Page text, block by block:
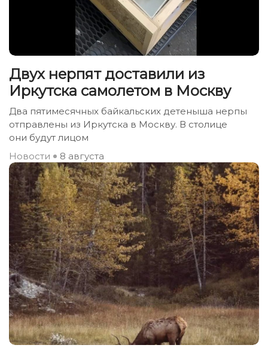
Двух нерпят доставили из
Иркутска самолетом в Москву
Два пятимесячных байкальских детеныша нерпы
отправлены из Иркутска в Москву. В столице
они будут лицом
Новости
8 августа